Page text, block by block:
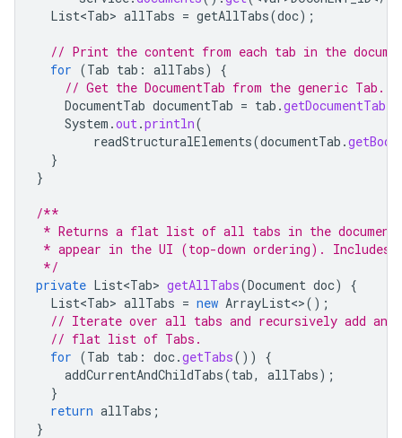
List<Tab> allTabs = getAllTabs(doc);
// Print the content from each tab in the
for (Tab tab : allTabs)
{
// Get the DocumentTab from the generic Tab.
DocumentTab documentTab = tab .getDocumentTab
System .out.println(
readStructuralElements(documentTab .getBody
}
}
/**
* Returns a flat list of all tabs in the document
* appear in the UI (top-down ordering).
*/
private List<Tab> getAllTabs(Document doc)
{
List<Tab> allTabs = new ArrayList<>();
// Iterate over all tabs and recursively add any
// flat list of Tabs.
for (Tab tab : doc.getTabs())
{
addCurrentAndChildTabs(tab, allTabs);
}
return allTabs ;
}